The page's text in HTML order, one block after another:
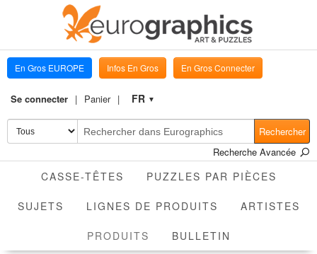
En Gros EUROPE Infos En Gros En Gros Connecter
Se connecter Panier FR ▼
Rechercher
Recherche Avancée
CASSE-TÊTES PUZZLES PAR PIÈCES
SUJETS LIGNES DE PRODUITS ARTISTES
PRODUITS ACTIVEBULLETIN